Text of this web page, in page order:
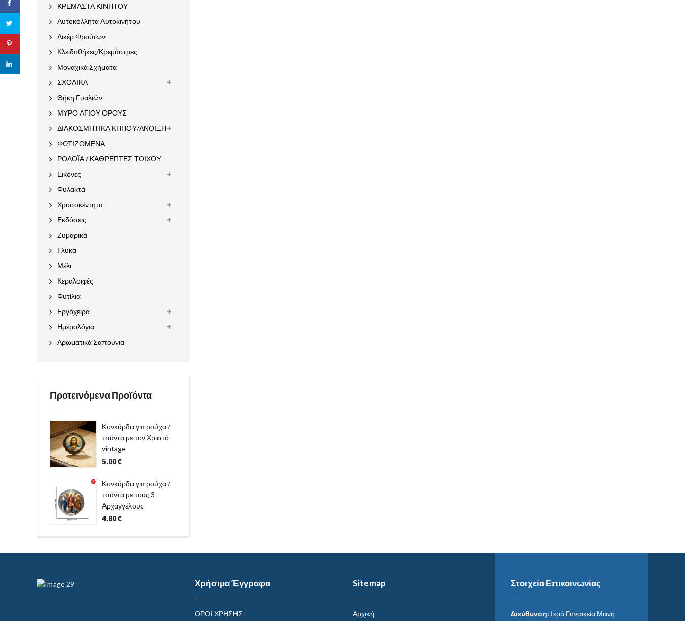
ΚΡΕΜΑΣΤΑ ΚΙΝΗΤΟΥ
Αυτοκόλλητα Αυτοκινήτου
Λικέρ Φρούτων
Κλειδοθήκες/Κρεμάστρες
Μοναχικά Σχήματα
ΣΧΟΛΙΚΑ
Θήκη Γυαλιών
ΜΥΡΟ ΑΓΙΟΥ ΟΡΟΥΣ
ΔΙΑΚΟΣΜΗΤΙΚΑ ΚΗΠΟΥ/ΑΝΟΙΞΗ
ΦΩΤΙΖΟΜΕΝΑ
ΡΟΛΟΪΑ / ΚΑΘΡΕΠΤΕΣ ΤΟΙΧΟΥ
Εικόνες
Φυλακτά
Χρυσοκέντητα
Εκδόσεις
Ζυμαρικά
Γλυκά
Μέλι
Κεραλοιφές
Φυτίλια
Εργόχειρα
Ημερολόγια
Αρωματικά Σαπούνια
Προτεινόμενα Προϊόντα
Κονκάρδα για ρούχα /
τσάντα με τον Χριστό
vintage
5.00€
Κονκάρδα για ρούχα /
τσάντα με τους 3
Αρχαγγέλους
4.80€
Χρήσιμα Έγγραφα
ΟΡΟΙ ΧΡΗΣΗΣ
Sitemap
Αρχική
Στοιχεία Επικοινωνίας
Διεύθυνση: Ιερά Γυναικεία Μονή